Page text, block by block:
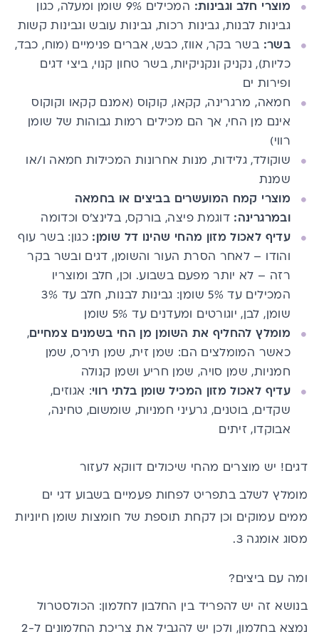
מוצרי חלב וגבינות:
המכילים 9% שומן ומעלה, כגון
גבינות לבנות, גבינות רכות, גבינות עובש וגבינות קשות
בשר: בשר בקר, אווז, כבש, אברים פנימיים (מוח, כבד,
כליות), נקניק ונקניקיות, בשר טחון קנוי, ביצי דגים
ופירות ים
חמאה, מרגרינה, קקאו, קוקוס (אמנם קקאו וקוקוס
אינם מן החי, אך הם מכילים רמות גבוהות של שומן
רווי)
שוקולד, גלידות, מנות אחרונות המכילות חמאה ו/או
שמנת
מוצרי קמח המועשרים בביצים או בחמאה
ובמרגרינה: דוגמת פיצה, בורקס, בלינצ'ס וכדומה
עדיף לאכול מזון מהחי שהינו דל שומן: כגון: בשר עוף
והודו – לאחר הסרת העור והשומן, דגים ובשר בקר
רזה – לא יותר מפעם בשבוע. וכן, חלב ומוצריו
המכילים עד 5% שומן: גבינות לבנות, חלב עד 3%
שומן, לבן, יוגורטים ומעדנים עד 5% שומן
מומלץ להחליף את השומן מן החי בשמנים צמחיים,
כאשר המומלצים הם: שמן זית, שמן תירס, שמן
חמניות, שמן סויה, שמן חריע ושמן קנולה
עדיף לאכול מזון המכיל שומן בלתי רווי: אגוזים,
שקדים, בוטנים, גרעיני חמניות, שומשום, טחינה,
אבוקדו, זיתים
דגים! יש מוצרים מהחי שיכולים דווקא לעזור
מומלץ לשלב בתפריט לפחות פעמיים בשבוע דגי ים
ממים עמוקים וכן לקחת תוספת של חומצות שומן חיוניות
מסוג אומגה 3 .
ומה עם ביצים?
בנושא זה יש להפריד בין החלבון לחלמון: הכולסטרול
נמצא בחלמון, ולכן יש להגביל את צריכת החלמונים ל-2